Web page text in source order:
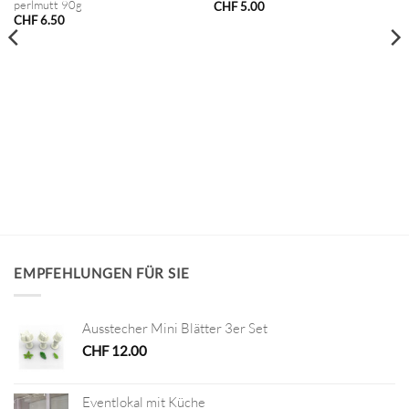
perlmutt 90g
CHF6.50
CHF5.00
EMPFEHLUNGEN FÜR SIE
Ausstecher Mini Blätter 3er Set
CHF12.00
Eventlokal mit Küche